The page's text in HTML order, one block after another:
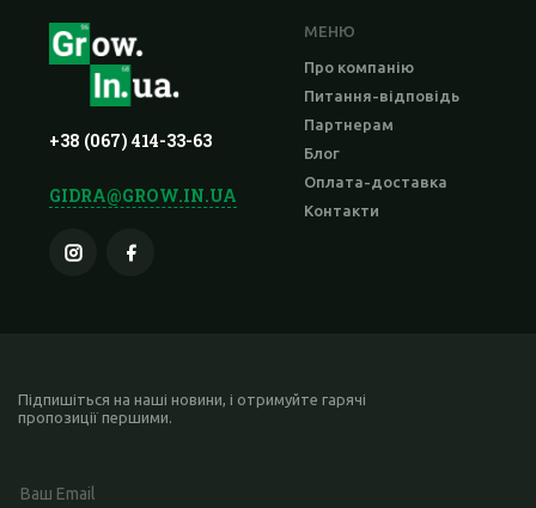
+38 (067) 414-33-63
GIDRA@GROW.IN.UA
МЕНЮ
Про компанію
Питання-відповідь
Партнерам
Блог
Оплата-доставка
Контакти
Підпишіться на наші новини, і отримуйте гарячі
пропозиції першими.